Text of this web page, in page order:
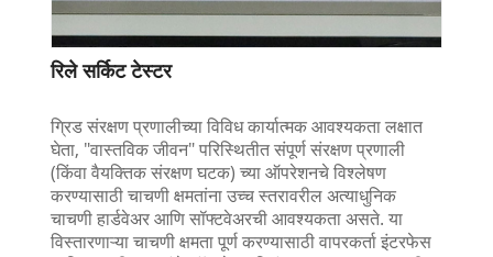
रिले सर्किट टेस्टर
ग्रिड संरक्षण प्रणालीच्या विविध कार्यात्मक आवश्यकता लक्षात
घेता, "वास्तविक जीवन" परिस्थितीत संपूर्ण संरक्षण प्रणाली
(किंवा वैयक्तिक संरक्षण घटक) च्या ऑपरेशनचे विश्लेषण
करण्यासाठी चाचणी क्षमतांना उच्च स्तरावरील अत्याधुनिक
चाचणी हार्डवेअर आणि सॉफ्टवेअरची आवश्यकता असते. या
विस्तारणाऱ्या चाचणी क्षमता पूर्ण करण्यासाठी वापरकर्ता इंटरफेस